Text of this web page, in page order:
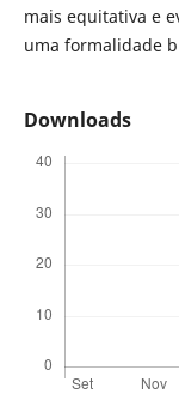
mais equitativa e
uma formalidade
Downloads